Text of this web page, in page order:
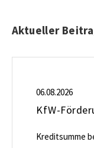
Aktueller
06.08.2026
Kreditsumme